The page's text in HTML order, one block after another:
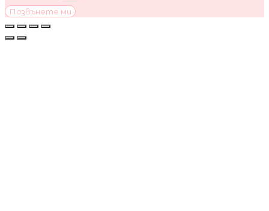
Позвънете ми